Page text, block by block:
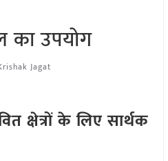
का उपयोग
Jagat
क्षेत्रों के लिए सार्थक